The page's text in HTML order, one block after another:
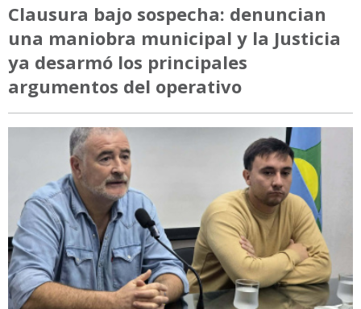
Clausura bajo sospecha: denuncian
una maniobra municipal y la Justicia
ya desarmó los principales
argumentos del operativo